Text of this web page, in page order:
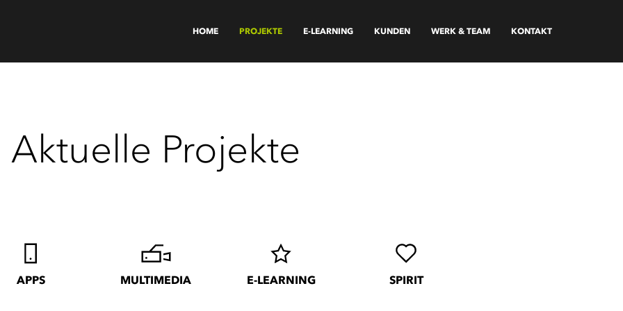
HOME PROJEKTE E-LEARNING KUNDEN WERK & TEAM KONTAKT
Aktuelle Projekte
APPS MULTIMEDIA E-LEARNING SPIRIT